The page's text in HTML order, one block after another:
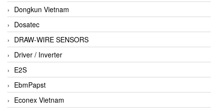
Dongkun Vietnam
Dosatec
DRAW-WIRE SENSORS
Driver / Inverter
E2S
EbmPapst
Econex Vietnam